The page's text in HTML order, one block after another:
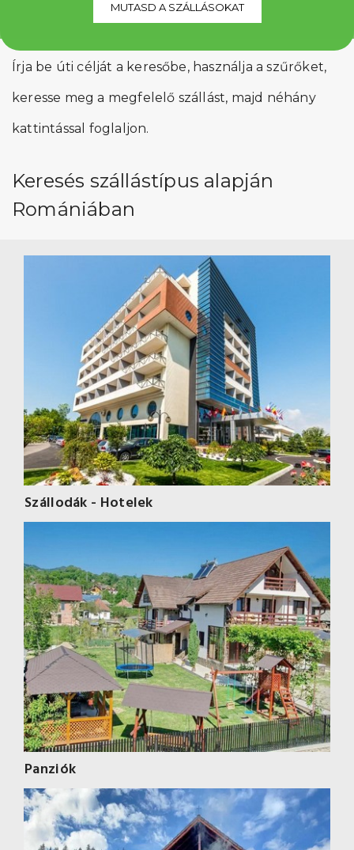
MUTASD A SZÁLLÁSOKAT
Írja be úti célját a keresőbe, használja a szűrőket,
keresse meg a megfelelő szállást, majd néhány
kattintással foglaljon.
Keresés szállástípus alapján
Romániában
Szállodák - Hotelek
Panziók